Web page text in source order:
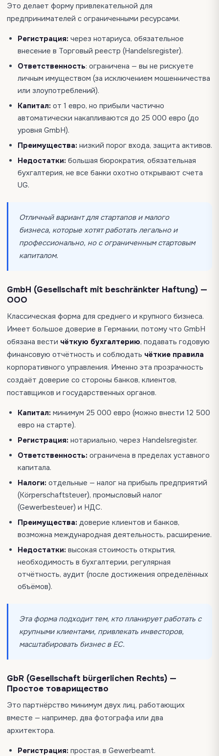
Это делает форму привлекательной для
предпринимателей с ограниченными ресурсами.
Регистрация: через нотариуса, обязательное
внесение в Торговый реестр (Handelsregister).
Ответственность: ограничена — вы не рискуете
личным имуществом (за исключением мошенничества
или злоупотреблений).
Капитал: от 1 евро, но прибыли частично
автоматически накапливаются до 25 000 евро (до
уровня GmbH).
Преимущества: низкий порог входа, защита активов.
Недостатки: большая бюрократия, обязательная
бухгалтерия, не все банки охотно открывают счета
UG.
Отличный вариант для стартапов и малого
бизнеса, которые хотят работать легально и
профессионально, но с ограниченным стартовым
капиталом.
GmbH (Gesellschaft mit beschränkter Haftung) —
ООО
Классическая форма для среднего и крупного бизнеса.
Имеет большое доверие в Германии, потому что GmbH
обязана вести чёткую бухгалтерию, подавать годовую
финансовую отчётность и соблюдать чёткие правила
корпоративного управления. Именно эта прозрачность
создаёт доверие со стороны банков, клиентов,
поставщиков и государственных органов.
Капитал: минимум 25 000 евро (можно внести 12 500
евро на старте).
Регистрация: нотариально, через Handelsregister.
Ответственность: ограничена в пределах уставного
капитала.
Налоги: отдельные — налог на прибыль предприятий
(Körperschaftsteuer), промысловый налог
(Gewerbesteuer) и НДС.
Преимущества: доверие клиентов и банков,
возможна международная деятельность, расширение.
Недостатки: высокая стоимость открытия,
необходимость в бухгалтерии, регулярная
отчётность, аудит (после достижения определённых
объёмов).
Эта форма подходит тем, кто планирует работать с
крупными клиентами, привлекать инвесторов,
масштабировать бизнес в ЕС.
GbR (Gesellschaft bürgerlichen Rechts) —
Простое товарищество
Это партнёрство минимум двух лиц, работающих
вместе — например, два фотографа или два
архитектора.
Регистрация: простая, в Gewerbeamt.